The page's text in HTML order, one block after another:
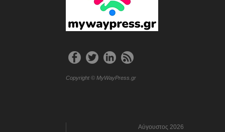
Copyright © MyWayPress.gr
Αύγουστος 2026